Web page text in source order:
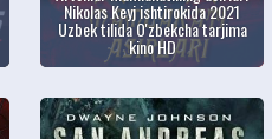
Nikolas Keyj ishtirokida 2021
Uzbek tilida O'zbekcha tarjima
kino HD